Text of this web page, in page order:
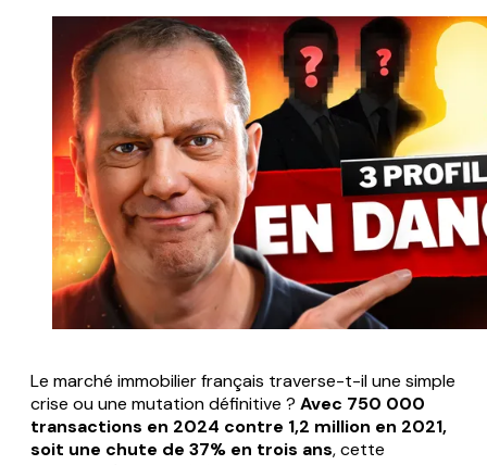
Le marché immobilier français traverse-t-il une simple
crise ou une mutation définitive ? Avec 750 000
transactions en 2024 contre 1,2 million en 2021,
soit une chute de 37% en trois ans, cette